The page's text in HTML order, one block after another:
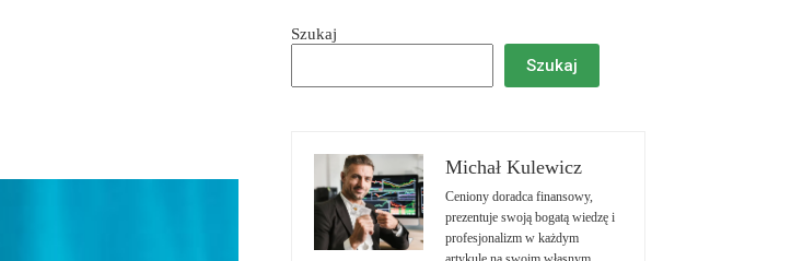
Szukaj
Szukaj
Michał Kulewicz
Ceniony doradca finansowy,
prezentuje swoją bogatą wiedzę i
profesjonalizm w każdym